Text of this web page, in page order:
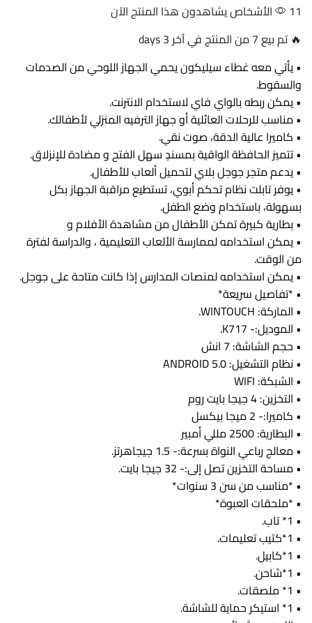
11 الأشخاص يشاهدون هذا المنتج الآن
🔥 تم بيع 7 من المنتج في آخر 3 days
• يأتي معه غطاء سيليكون يحمي الجهاز اللوحي من الصدمات
والسقوط.
• يمكن ربطه بالواي فاي لاستخدام الانترنت.
• مناسب للرحلات العائلية أو جهاز الترفيه المنزلي لأطفالك.
• كاميرا عالية الدقة، صوت نقي.
• تتميز الحافظة الواقية بمسندٍ سهل الفتح و مضادة للإنزلاق.
• يدعم متجر جوجل بلاي لتحميل ألعاب للأطفال.
• يوفر تابلت نظام تحكم أبوي، تستطيع مراقبة الجهاز بكل
بسهولة، باستخدام وضع الطفل.
• بطارية كبيرة تمكن الأطفال من مشاهدة الأفلام و
• يمكن استخدامه لممارسة الألعاب التعليمية ، والدراسة لفترة
من الوقت.
• يمكن استخدامه لمنصات المدارس إذا كانت متاحة على جوجل.
• *تفاصيل سريعة*
• الماركة: WINTOUCH.
• الموديل:- K717.
• حجم الشاشة: 7 انش
• نظام التشغيل: ANDROID 5.0
• الشبكة: WIFI
• التخزين: 4 جيجا بايت روم
• كاميرا:- 2 ميجا بيكسل
• البطارية: 2500 مللي أمبير
• معالج رباعي النواة بسرعة:- 1.5 جيجاهرتز.
• مساحة التخزين تصل إلى:- 32 جيجا بايت.
• *مناسب من سن 3 سنوات*
• *ملحقات العبوة*
• 1* تاب.
• 1*كتيب تعليمات.
• 1*كابيل.
• 1*شاحن.
• 1* ملصقات.
• 1* استيكر حماية للشاشة.